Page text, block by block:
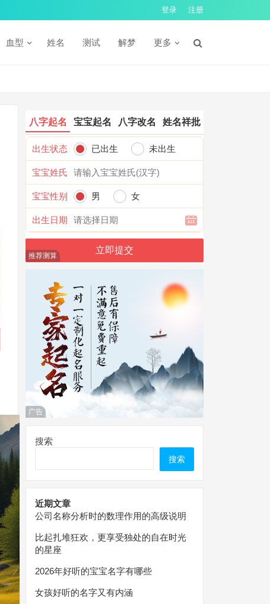
登录 注册
血型 姓名 测试 解梦 更多
八字起名 宝宝起名 八字改名 姓名祥批
出生状态 已出生 未出生
宝宝姓氏
宝宝性别 男 女
出生日期
推荐测算
广告
搜索
搜索
近期文章
公司名称分析时的数理作用的高级说明
比起扎堆狂欢，更享受独处的自在时光
的星座
2026年好听的宝宝名字有哪些
女孩好听的名字又有内涵